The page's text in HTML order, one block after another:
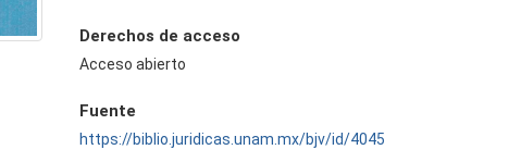
Derechos de acceso
Acceso abierto
Fuente
https://biblio.juridicas.unam.mx/bjv/id/4045